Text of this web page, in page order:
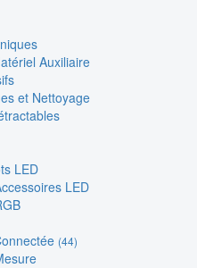
Auxiliaire
et Nettoyage
LED
LED
(44)